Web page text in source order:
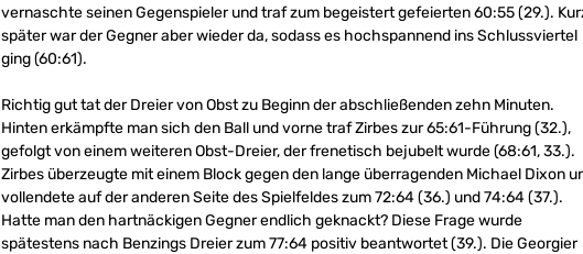
vernaschte seinen Gegenspieler und traf zum begeistert gefeierten 60:55 (29.).
später war der Gegner aber wieder da, sodass es hochspannend ins Schlussviertel
ging (60:61).
Richtig gut tat der Dreier von Obst zu Beginn der abschließenden zehn Minuten.
Hinten erkämpfte man sich den Ball und vorne traf Zirbes zur 65:61-Führung (32.),
gefolgt von einem weiteren Obst-Dreier, der frenetisch bejubelt wurde (68:61, 33.).
Zirbes überzeugte mit einem Block gegen den lange überragenden Michael Dixon
vollendete auf der anderen Seite des Spielfeldes zum 72:64 (36.) und 74:64 (37.).
Hatte man den hartnäckigen Gegner endlich geknackt? Diese Frage wurde
spätestens nach Benzings Dreier zum 77:64 positiv beantwortet (39.). Die Georgier